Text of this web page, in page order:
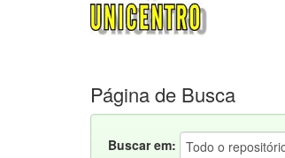
Página de Busca
Buscar em: